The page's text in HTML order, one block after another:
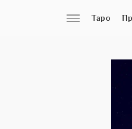
Таро